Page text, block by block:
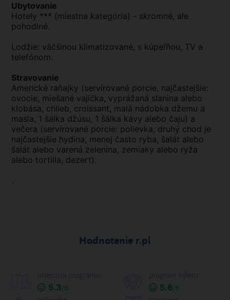
Ubytovanie
Hotely *** (miestna kategória) - skromné, ale
pohodlné.
Lodžie: väčšinou klimatizované, s kúpeľňou, TV a
telefónom.
Stravovanie
Americké raňajky (servírované porcie, najčastejšie:
ovocie, miešané vajíčka, vyprážaná slanina alebo
klobása, chlieb, croissant, malá nádobka džemu a
masla, 1 šálka džúsu, 1 šálka kávy alebo čaju) a
večera (servírované porcie: polievka, druhý chod je
najčastejšie hydina, menej často ryba, šalát alebo
šalát alebo varená zelenina, zemiaky alebo ryža
alebo tortilla, dezert).
.
Hodnotenie r.pl
5.3/6 5.6/6